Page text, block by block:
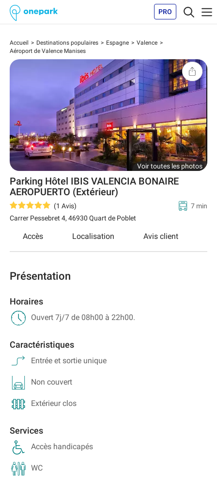
PRO
Accueil Destinations populaires Espagne
Valence
Aéroport de Valence Manises
Voir toutes les photos
Parking Hôtel IBIS VALENCIA BONAIRE
AEROPUERTO (Extérieur)
(1 Avis)
7 min
Carrer Pessebret 4, 46930 Quart de Poblet
Accès Localisation Avis client
Présentation
Horaires
Ouvert 7j/7 de 08h00 à 22h00.
Caractéristiques
Entrée et sortie unique
Non couvert
Extérieur clos
Services
Accès handicapés
WC